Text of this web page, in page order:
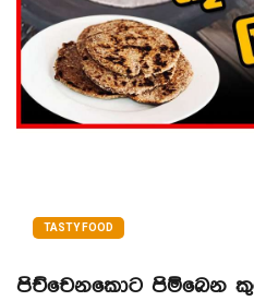
TASTY FOOD
පිච්චෙනකොට පිම්බෙන